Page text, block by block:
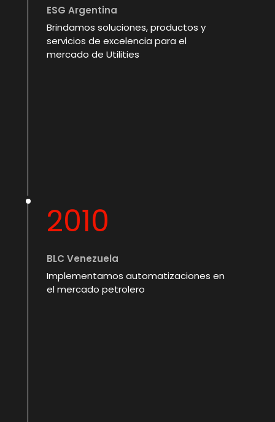
ESG Argentina
Brindamos soluciones, productos y
servicios de excelencia para el
mercado de Utilities
2010
BLC Venezuela
Implementamos automatizaciones en
el mercado petrolero